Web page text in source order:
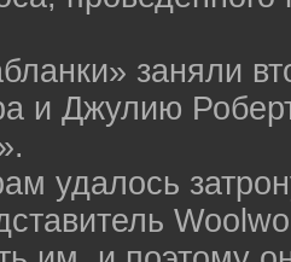
заняли
и Джулию
удалось